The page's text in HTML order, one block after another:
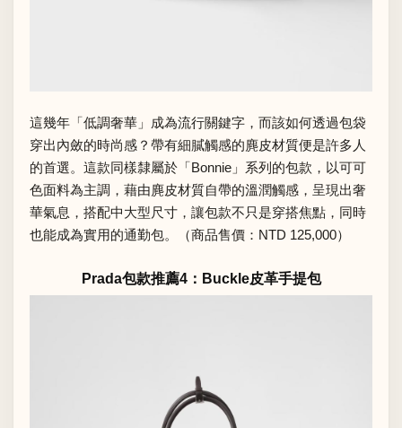
這幾年「低調奢華」成為流行關鍵字，而該如何透過包袋
穿出內斂的時尚感？帶有細膩觸感的麂皮材質便是許多人
的首選。這款同樣隸屬於「Bonnie」系列的包款，以可可
色面料為主調，藉由麂皮材質自帶的溫潤觸感，呈現出奢
華氣息，搭配中大型尺寸，讓包款不只是穿搭焦點，同時
也能成為實用的通勤包。（商品售價：NTD 125,000）
Prada包款推薦4：Buckle皮革手提包